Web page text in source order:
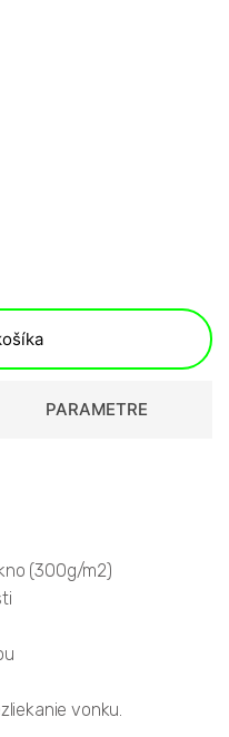
PARAMETRE
(300g/m2)
vonku.